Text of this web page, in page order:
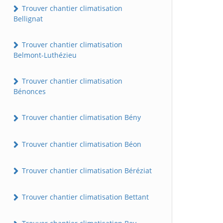
Trouver chantier climatisation
Bellignat
Trouver chantier climatisation
Belmont-Luthézieu
Trouver chantier climatisation
Bénonces
Trouver chantier climatisation Bény
Trouver chantier climatisation Béon
Trouver chantier climatisation Béréziat
Trouver chantier climatisation Bettant